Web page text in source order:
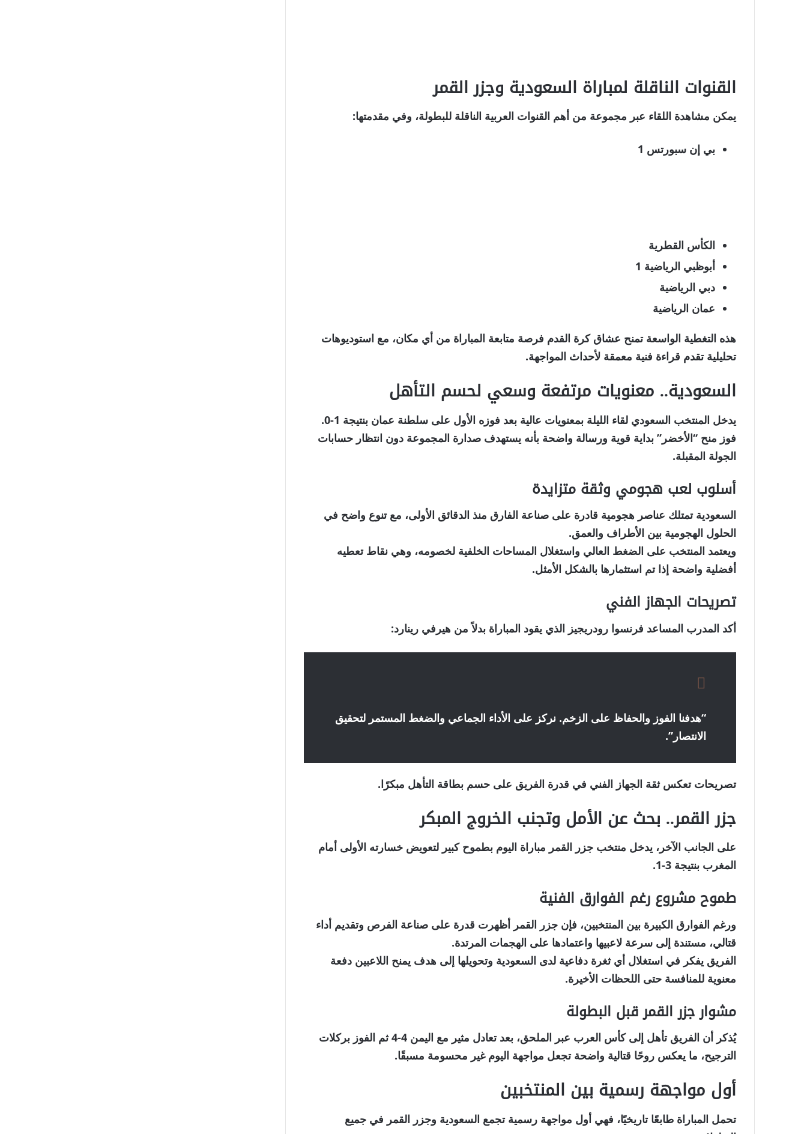
القنوات الناقلة لمباراة السعودية وجزر القمر
يمكن مشاهدة اللقاء عبر مجموعة من أهم القنوات العربية الناقلة للبطولة، وفي مقدمتها:
بي إن سبورتس 1
الكأس القطرية
أبوظبي الرياضية 1
دبي الرياضية
عمان الرياضية
هذه التغطية الواسعة تمنح عشاق كرة القدم فرصة متابعة المباراة من أي مكان، مع استوديوهات
تحليلية تقدم قراءة فنية معمقة لأحداث المواجهة.
السعودية.. معنويات مرتفعة وسعي لحسم التأهل
يدخل المنتخب السعودي لقاء الليلة بمعنويات عالية بعد فوزه الأول على سلطنة عمان بنتيجة 1-0.
فوز منح “الأخضر” بداية قوية ورسالة واضحة بأنه يستهدف صدارة المجموعة دون انتظار حسابات
الجولة المقبلة.
أسلوب لعب هجومي وثقة متزايدة
السعودية تمتلك عناصر هجومية قادرة على صناعة الفارق منذ الدقائق الأولى، مع تنوع واضح في
الحلول الهجومية بين الأطراف والعمق.
ويعتمد المنتخب على الضغط العالي واستغلال المساحات الخلفية لخصومه، وهي نقاط تعطيه
أفضلية واضحة إذا تم استثمارها بالشكل الأمثل.
تصريحات الجهاز الفني
أكد المدرب المساعد فرنسوا رودريجيز الذي يقود المباراة بدلاً من هيرفي رينارد:
“هدفنا الفوز والحفاظ على الزخم. نركز على الأداء الجماعي والضغط المستمر لتحقيق
الانتصار”.
تصريحات تعكس ثقة الجهاز الفني في قدرة الفريق على حسم بطاقة التأهل مبكرًا.
جزر القمر.. بحث عن الأمل وتجنب الخروج المبكر
على الجانب الآخر، يدخل منتخب جزر القمر مباراة اليوم بطموح كبير لتعويض خسارته الأولى أمام
المغرب بنتيجة 3-1.
طموح مشروع رغم الفوارق الفنية
ورغم الفوارق الكبيرة بين المنتخبين، فإن جزر القمر أظهرت قدرة على صناعة الفرص وتقديم أداء
قتالي، مستندة إلى سرعة لاعبيها واعتمادها على الهجمات المرتدة.
الفريق يفكر في استغلال أي ثغرة دفاعية لدى السعودية وتحويلها إلى هدف يمنح اللاعبين دفعة
معنوية للمنافسة حتى اللحظات الأخيرة.
مشوار جزر القمر قبل البطولة
يُذكر أن الفريق تأهل إلى كأس العرب عبر الملحق، بعد تعادل مثير مع اليمن 4-4 ثم الفوز بركلات
الترجيح، ما يعكس روحًا قتالية واضحة تجعل مواجهة اليوم غير محسومة مسبقًا.
أول مواجهة رسمية بين المنتخبين
تحمل المباراة طابعًا تاريخيًا، فهي أول مواجهة رسمية تجمع السعودية وجزر القمر في جميع